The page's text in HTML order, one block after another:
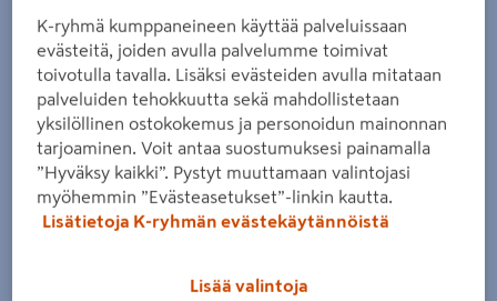
K-ryhmä kumppaneineen käyttää palveluissaan
evästeitä, joiden avulla palvelumme toimivat
toivotulla tavalla. Lisäksi evästeiden avulla mitataan
palveluiden tehokkuutta sekä mahdollistetaan
yksilöllinen ostokokemus ja personoidun mainonnan
tarjoaminen. Voit antaa suostumuksesi painamalla
”Hyväksy kaikki”. Pystyt muuttamaan valintojasi
myöhemmin ”Evästeasetukset”-linkin kautta.
Lisätietoja K-ryhmän evästekäytännöistä
Lisää valintoja